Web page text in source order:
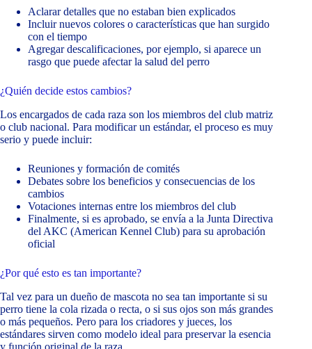
Aclarar detalles que no estaban bien explicados
Incluir nuevos colores o características que han surgido
con el tiempo
Agregar descalificaciones, por ejemplo, si aparece un
rasgo que puede afectar la salud del perro
¿Quién decide estos cambios?
Los encargados de cada raza son los miembros del club matriz
o club nacional. Para modificar un estándar, el proceso es muy
serio y puede incluir:
Reuniones y formación de comités
Debates sobre los beneficios y consecuencias de los
cambios
Votaciones internas entre los miembros del club
Finalmente, si es aprobado, se envía a la Junta Directiva
del AKC (American Kennel Club) para su aprobación
oficial
¿Por qué esto es tan importante?
Tal vez para un dueño de mascota no sea tan importante si su
perro tiene la cola rizada o recta, o si sus ojos son más grandes
o más pequeños. Pero para los criadores y jueces, los
estándares sirven como modelo ideal para preservar la esencia
y función original de la raza.